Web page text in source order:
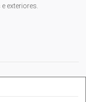
exteriores.